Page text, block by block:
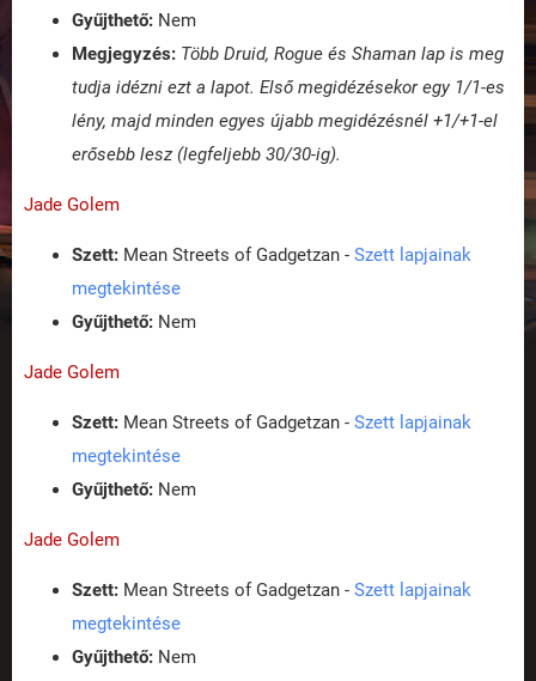
Gyűjthető: Nem
Megjegyzés: Több Druid, Rogue és Shaman lap is meg
tudja idézni ezt a lapot. Első megidézésekor egy 1/1-es
lény, majd minden egyes újabb megidézésnél +1/+1-el
erősebb lesz (legfeljebb 30/30-ig).
Jade Golem
Szett: Mean Streets of Gadgetzan - Szett lapjainak
megtekintése
Gyűjthető: Nem
Jade Golem
Szett: Mean Streets of Gadgetzan - Szett lapjainak
megtekintése
Gyűjthető: Nem
Jade Golem
Szett: Mean Streets of Gadgetzan - Szett lapjainak
megtekintése
Gyűjthető: Nem